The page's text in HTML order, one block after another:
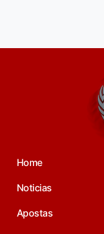
Home
Noticias
Apostas